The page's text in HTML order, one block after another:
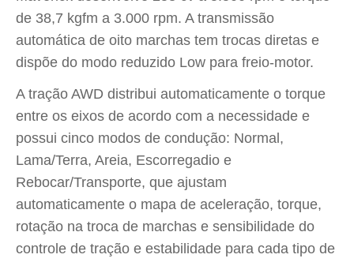
de 38,7 kgfm a 3.000 rpm. A transmissão
automática de oito marchas tem trocas diretas e
dispõe do modo reduzido Low para freio-motor.
A tração AWD distribui automaticamente o torque
entre os eixos de acordo com a necessidade e
possui cinco modos de condução: Normal,
Lama/Terra, Areia, Escorregadio e
Rebocar/Transporte, que ajustam
automaticamente o mapa de aceleração, torque,
rotação na troca de marchas e sensibilidade do
controle de tração e estabilidade para cada tipo de